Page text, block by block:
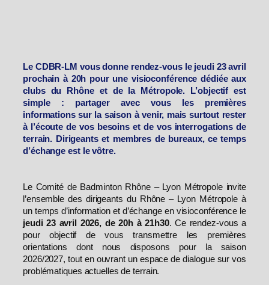
Le CDBR-LM vous donne rendez-vous le jeudi 23 avril
prochain à 20h pour une visioconférence dédiée aux
clubs du Rhône et de la Métropole. L’objectif est
simple : partager avec vous les premières
informations sur la saison à venir, mais surtout rester
à l’écoute de vos besoins et de vos interrogations de
terrain. Dirigeants et membres de bureaux, ce temps
d’échange est le vôtre.
Le Comité de Badminton Rhône – Lyon Métropole invite
l’ensemble des dirigeants du Rhône – Lyon Métropole à
un temps d’information et d’échange en visioconférence le
jeudi 23 avril 2026, de 20h à 21h30. Ce rendez-vous a
pour objectif de vous transmettre les premières
orientations dont nous disposons pour la saison
2026/2027, tout en ouvrant un espace de dialogue sur vos
problématiques actuelles de terrain.